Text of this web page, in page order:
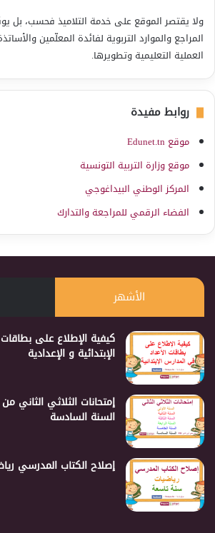
ولا يقتصر الموقع على خدمة التلاميذ فحسب، بل
المراجع والموارد التربوية لفائدة المعلّمين
العملية التعليمية وتطويرها.
روابط مفيدة
موقع Edunet.tn
موقع وزارة التربية التونسية
المركز الوطني البيداغوجي
الفضاء الرقمي للمراجعة والتدارك
الأشهر
كيفية الإطلاع على
الإبتدائية و الإعدادية
إمتحانات الثلاثي الثاني
السنة السادسة
إصلاح الكتاب المدرسي